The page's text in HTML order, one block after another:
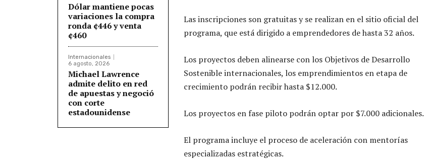
Dólar mantiene pocas
variaciones la compra
ronda ¢446 y venta
¢460
Internacionales
6 agosto, 2026
Michael Lawrence
admite delito en red
de apuestas y negoció
con corte
estadounidense
Las inscripciones son gratuitas y se realizan en el sitio oficial del
programa, que está dirigido a emprendedores de hasta 32 años.
Los proyectos deben alinearse con los Objetivos de Desarrollo
Sostenible internacionales, los emprendimientos en etapa de
crecimiento podrán recibir hasta $12.000.
Los proyectos en fase piloto podrán optar por $7.000 adicionales.
El programa incluye el proceso de aceleración con mentorías
especializadas estratégicas.